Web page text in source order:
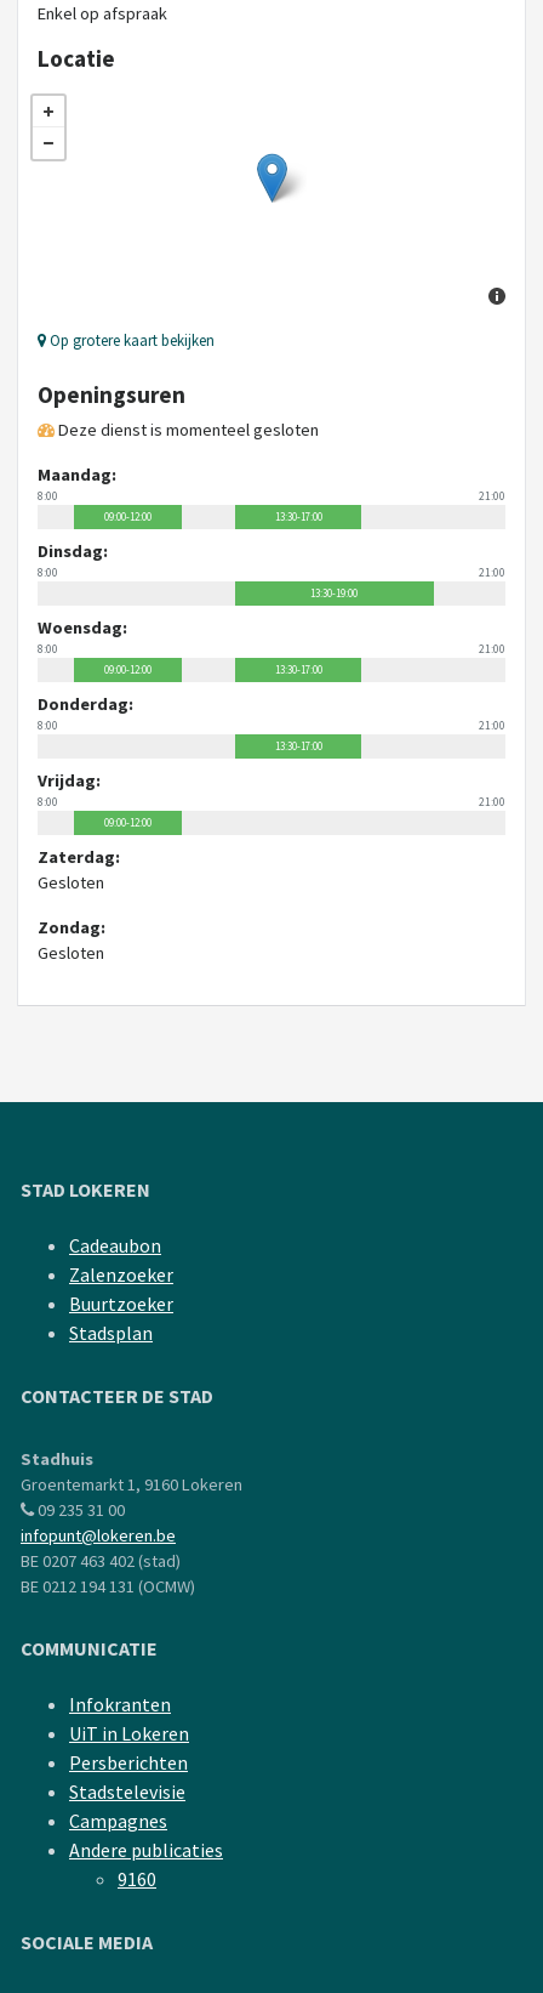
Enkel op afspraak
Locatie
Op grotere kaart bekijken
Openingsuren
Deze dienst is momenteel gesloten
Maandag:
8:00 21:00
09:00-12:00 13:30-17:00
Dinsdag:
8:00 21:00
13:30-19:00
Woensdag:
8:00 21:00
09:00-12:00 13:30-17:00
Donderdag:
8:00 21:00
13:30-17:00
Vrijdag:
8:00 21:00
09:00-12:00
Zaterdag:
Gesloten
Zondag:
Gesloten
STAD LOKEREN
Cadeaubon
Zalenzoeker
Buurtzoeker
Stadsplan
CONTACTEER DE STAD
Stadhuis
Groentemarkt 1, 9160 Lokeren
09 235 31 00
infopunt@lokeren.be
BE 0207 463 402 (stad)
BE 0212 194 131 (OCMW)
COMMUNICATIE
Infokranten
UiT in Lokeren
Persberichten
Stadstelevisie
Campagnes
Andere publicaties
9160
SOCIALE MEDIA